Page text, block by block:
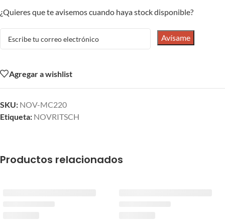
¿Quieres que te avisemos cuando haya stock disponible?
Avísame
Agregar a wishlist
SKU: NOV-MC220
Etiqueta: NOVRITSCH
Productos relacionados